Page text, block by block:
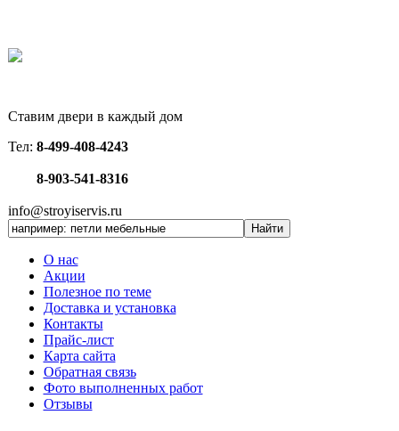
Ставим двери в каждый дом
Тел: 8-499-408-4243
8-903-541-8316
info@stroyiservis.ru
О нас
Акции
Полезное по теме
Доставка и установка
Контакты
Прайс-лист
Карта сайта
Обратная связь
Фото выполненных работ
Отзывы